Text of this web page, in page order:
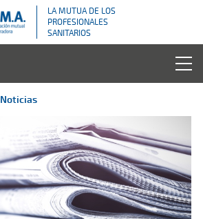
LA MUTUA DE LOS
PROFESIONALES
SANITARIOS
Noticias